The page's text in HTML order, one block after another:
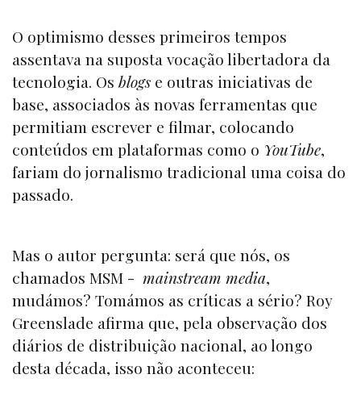
O optimismo desses primeiros tempos
assentava na suposta vocação libertadora da
tecnologia. Os blogs e outras iniciativas de
base, associados às novas ferramentas que
permitiam escrever e filmar, colocando
conteúdos em plataformas como o YouTube,
fariam do jornalismo tradicional uma coisa do
passado.
Mas o autor pergunta: será que nós, os
chamados MSM - mainstream media,
mudámos? Tomámos as críticas a sério? Roy
Greenslade afirma que, pela observação dos
diários de distribuição nacional, ao longo
desta década, isso não aconteceu: